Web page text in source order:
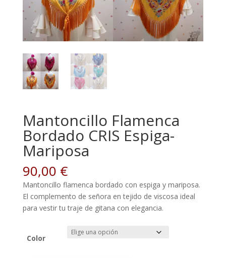
Mantoncillo Flamenca
Bordado CRIS Espiga-
Mariposa
90,00 €
Mantoncillo flamenca bordado con espiga y mariposa.
El complemento de señora en tejido de viscosa ideal
para vestir tu traje de gitana con elegancia.
Color